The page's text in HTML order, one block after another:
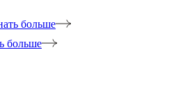
больше
больше